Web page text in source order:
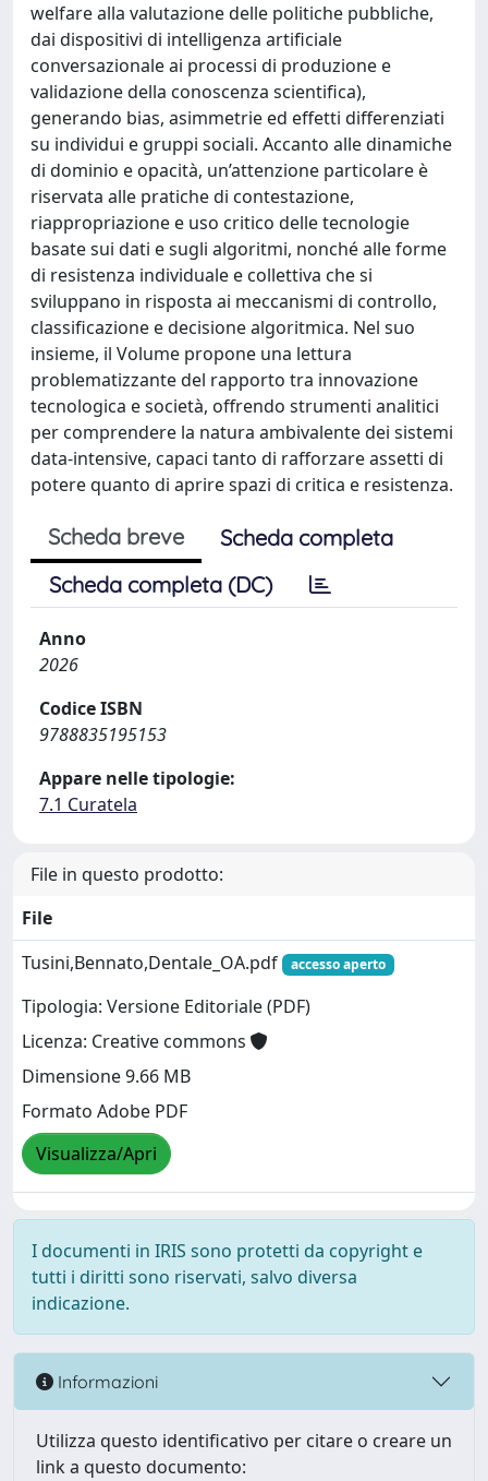
welfare alla valutazione delle politiche pubbliche,
dai dispositivi di intelligenza artificiale
conversazionale ai processi di produzione e
validazione della conoscenza scientifica),
generando bias, asimmetrie ed effetti differenziati
su individui e gruppi sociali. Accanto alle dinamiche
di dominio e opacità, un’attenzione particolare è
riservata alle pratiche di contestazione,
riappropriazione e uso critico delle tecnologie
basate sui dati e sugli algoritmi, nonché alle forme
di resistenza individuale e collettiva che si
sviluppano in risposta ai meccanismi di controllo,
classificazione e decisione algoritmica. Nel suo
insieme, il Volume propone una lettura
problematizzante del rapporto tra innovazione
tecnologica e società, offrendo strumenti analitici
per comprendere la natura ambivalente dei sistemi
data-intensive, capaci tanto di rafforzare assetti di
potere quanto di aprire spazi di critica e resistenza.
Scheda breve
Scheda completa
Scheda completa (DC)
Anno
2026
Codice ISBN
9788835195153
Appare nelle tipologie:
7.1 Curatela
File in questo prodotto:
File
Tusini,Bennato,Dentale_OA.pdf
accesso aperto
Tipologia: Versione Editoriale (PDF)
Licenza: Creative commons
Dimensione 9.66 MB
Formato Adobe PDF
Visualizza/Apri
I documenti in IRIS sono protetti da copyright e
tutti i diritti sono riservati, salvo diversa
indicazione.
Informazioni
Utilizza questo identificativo per citare o creare un
link a questo documento: